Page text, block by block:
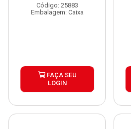
Código: 25883
Embalagem: Caixa
FAÇA SEU
LOGIN